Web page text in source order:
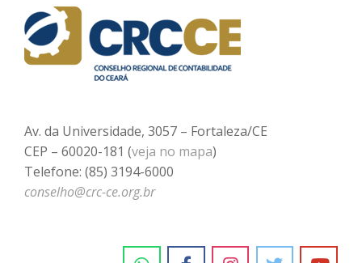
Av. da Universidade, 3057 – Fortaleza/CE
CEP – 60020-181 (veja no mapa)
Telefone: (85) 3194-6000
conselho@crc-ce.org.br